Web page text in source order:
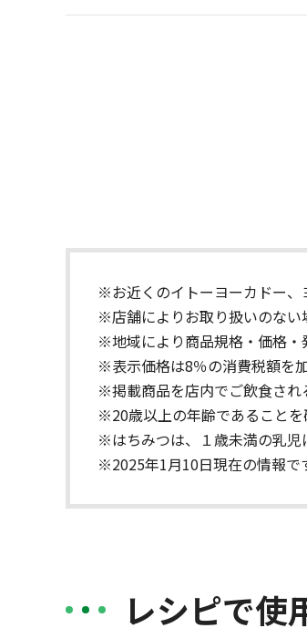
※お近くのイトーヨーカドー、
※店舗によりお取り扱いのない
※地域により商品規格・価格・
※表示価格は8％の消費税額を
※掲載商品を店内でご飲食され
※20歳以上の年齢であることを
※はちみつは、１歳未満の乳児
※2025年1月10日現在の情報で
レシピで使